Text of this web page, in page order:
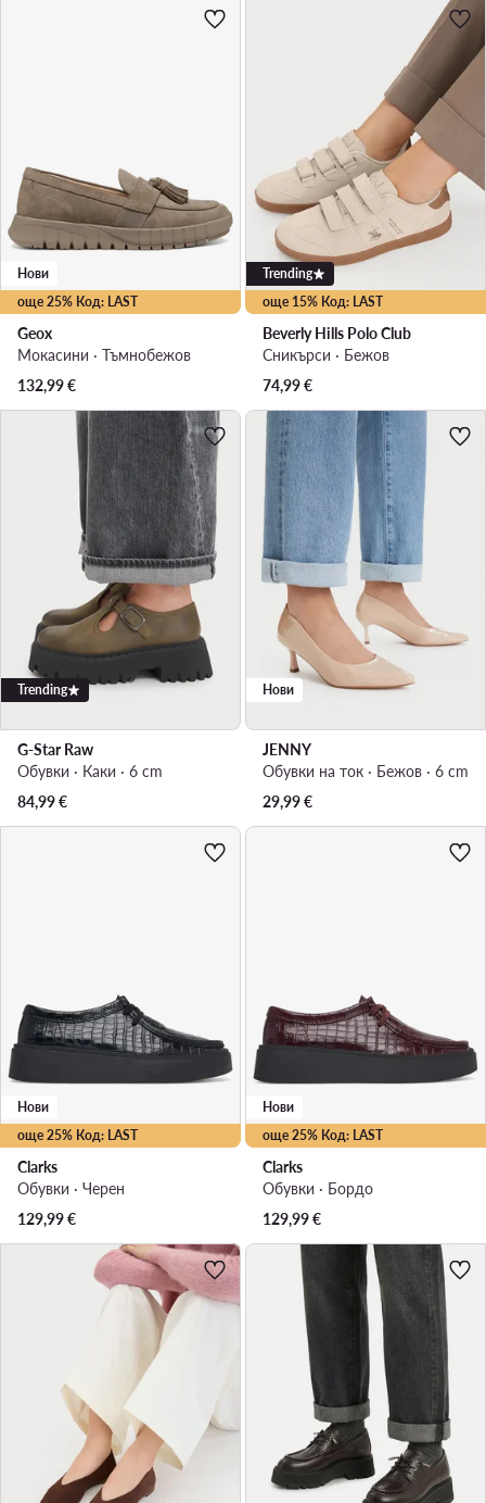
още 25% Код: LAST
Нови
Geox
Мокасини · Тъмнобежов
132,99€
още 15% Код: LAST
Trending
Beverly Hills Polo Club
Сникърси · Бежов
74,99€
Trending
G-Star Raw
Обувки · Каки · 6 cm
84,99€
Нови
JENNY
Обувки на ток · Бежов · 6 cm
29,99€
още 25% Код: LAST
Нови
Clarks
Обувки · Черен
129,99€
още 25% Код: LAST
Нови
Clarks
Обувки · Бордо
129,99€